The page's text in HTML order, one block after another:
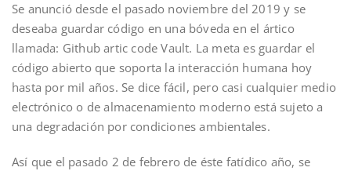
Se anunció desde el pasado noviembre del 2019 y se
deseaba guardar código en una bóveda en el ártico
llamada: Github artic code Vault. La meta es guardar el
código abierto que soporta la interacción humana hoy
hasta por mil años. Se dice fácil, pero casi cualquier medio
electrónico o de almacenamiento moderno está sujeto a
una degradación por condiciones ambientales.
Así que el pasado 2 de febrero de éste fatídico año, se